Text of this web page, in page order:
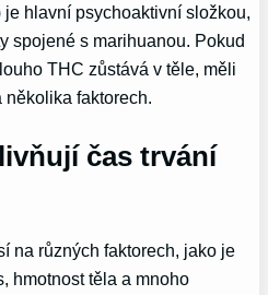
hlavní psychoaktivní složkou,
spojené s marihuanou. Pokud
THC zůstává v těle, měli
několika faktorech.
čas trvání
na různých faktorech, jako je
hmotnost těla a mnoho